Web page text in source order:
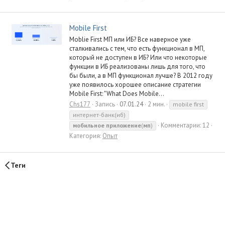
Mobile First
Moblie First МП или ИБ? Все наверное уже
сталкивались с тем, что есть функционал в МП,
который не доступен в ИБ? Или что некоторые
функции в ИБ реализованы лишь для того, что
бы были, а в МП функционал лучше? В 2012 году
уже появилось хорошее описание стратегии
Mobile First: "What Does Mobile...
Chs177 Запись 07.01.24 2 мин.
mobile first
интернет-банк(иб)
мобильное приложение(мп)
Комментарии: 12
Категория: Опыт
Теги